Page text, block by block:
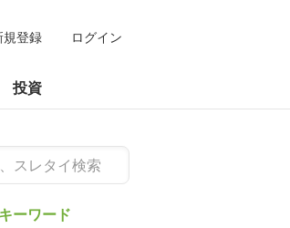
規登録 ログイン
投資
ーワード